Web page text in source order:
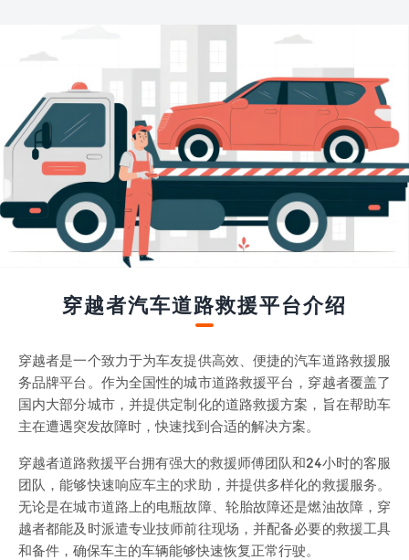
穿越者汽车道路救援平台介绍
穿越者是一个致力于为车友提供高效、便捷的汽车道路救援服
务品牌平台。作为全国性的城市道路救援平台，穿越者覆盖了
国内大部分城市，并提供定制化的道路救援方案，旨在帮助车
主在遭遇突发故障时，快速找到合适的解决方案。
穿越者道路救援平台拥有强大的救援师傅团队和24小时的客服
团队，能够快速响应车主的求助，并提供多样化的救援服务。
无论是在城市道路上的电瓶故障、轮胎故障还是燃油故障，穿
越者都能及时派遣专业技师前往现场，并配备必要的救援工具
和备件，确保车主的车辆能够快速恢复正常行驶。